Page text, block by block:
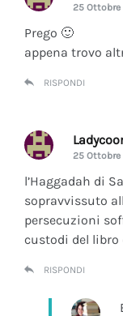
25 Ottobre
Prego 🙂
appena trovo
RISPONDI
25 Ottobre
l’Haggadah di
sopravvissuto
persecuzioni
custodi del libro
RISPONDI